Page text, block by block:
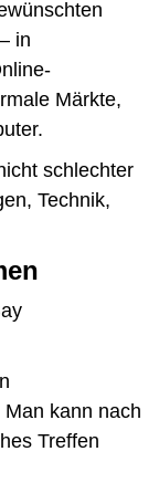
in
Märkte,
schlechter
Technik,
kann nach
Treffen